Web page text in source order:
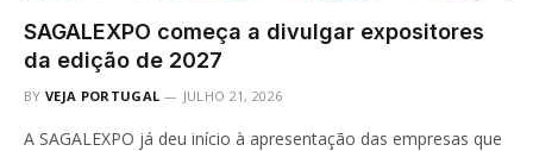
SAGALEXPO começa a divulgar expositores
da edição de 2027
BY VEJA PORTUGAL JULHO 21, 2026
A SAGALEXPO já deu início à apresentação das empresas que